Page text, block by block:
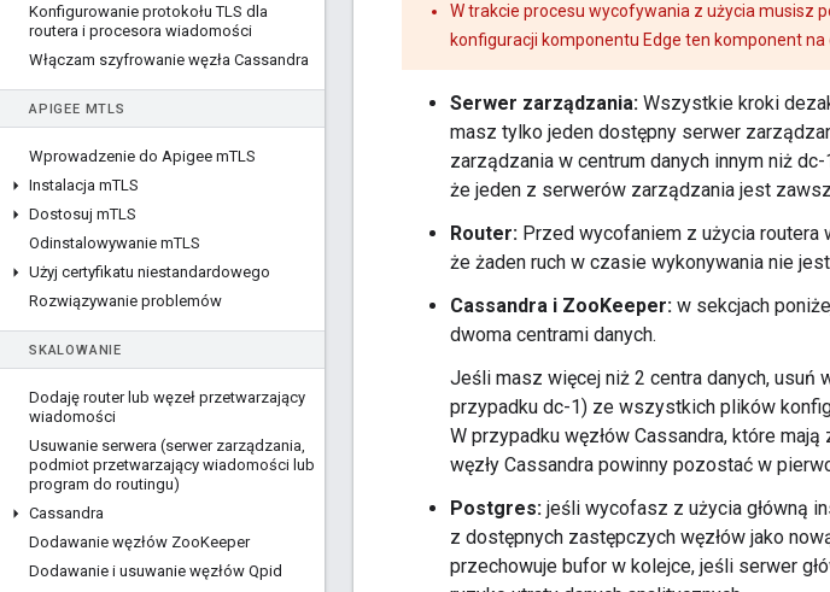
Konfigurowanie protokołu TLS dla
routera i procesora wiadomości
Włączam szyfrowanie węzła Cassandra
APIGEE MTLS
Wprowadzenie do Apigee mTLS
Instalacja mTLS
Dostosuj mTLS
Odinstalowywanie mTLS
Użyj certyfikatu niestandardowego
Rozwiązywanie problemów
SKALOWANIE
Dodaję router lub węzeł przetwarzający
wiadomości
Usuwanie serwera (serwer zarządzania,
podmiot przetwarzający wiadomości lub
program do routingu)
Cassandra
Dodawanie węzłów ZooKeeper
Dodawanie i usuwanie węzłów Qpid
W trakcie procesu wycofywania z użycia musisz
konfiguracji komponentu Edge ten komponent na
Serwer zarządzania: Wszystkie kroki
masz tylko jeden dostępny serwer
zarządzania w centrum danych innym niż
że jeden z serwerów zarządzania jest
Router: Przed wycofaniem z użycia routera
że żaden ruch w czasie wykonywania nie
Cassandra i ZooKeeper: w sekcjach
dwoma centrami danych.
Jeśli masz więcej niż 2 centra danych, usuń
przypadku dc-1) ze wszystkich plików
W przypadku węzłów Cassandra, które
węzły Cassandra powinny pozostać w
Postgres: jeśli wycofasz z użycia główną
z dostępnych zastępczych węzłów jako
przechowuje bufor w kolejce, jeśli serwer